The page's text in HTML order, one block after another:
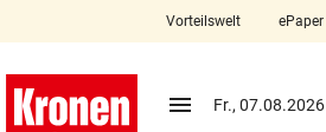
Vorteilswelt ePaper
menu Menü aufklappen
Fr., 07.08.2026